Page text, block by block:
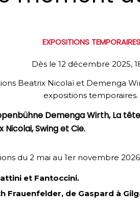
EXPOSITIONS TEMPORAIRES
Dès le 12 décembre 2025,
Beatrix Nicolaï et Demenga
expositions temporaires.
Demenga Wirth, La
Nicolai, Swing et Cie.
du 2 mai au 1er novembre 2026
et Fantoccini.
Frauenfelder, de Gaspard à